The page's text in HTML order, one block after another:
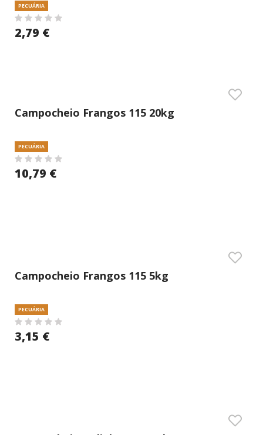
PECUÁRIA
2,79 €
Campocheio Frangos 115 20kg
PECUÁRIA
10,79 €
Campocheio Frangos 115 5kg
PECUÁRIA
3,15 €